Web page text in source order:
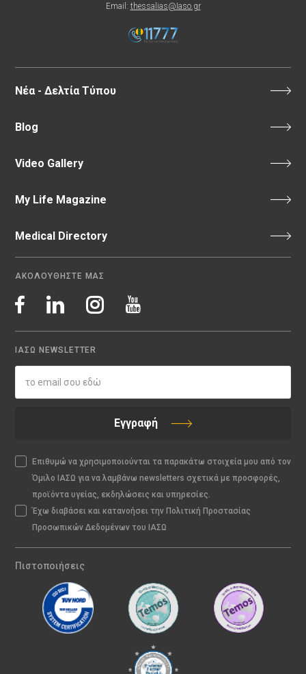
Email: thessalias@Iaso.gr
Νέα - Δελτία Τύπου
Blog
Video Gallery
My Life Magazine
Medical Directory
ΑΚΟΛΟΥΘΗΣΤΕ ΜΑΣ
ΙΑΣΩ NEWSLETTER
Εγγραφή
Επιθυμώ να χρησιμοποιούνται τα παρακάτω στοιχεία μου από τον
Όμιλο ΙΑΣΩ για να λαμβάνω newsletters σχετικά με προσφορές,
προϊόντα υγείας, εκδηλώσεις και υπηρεσίες.
Έχω διαβάσει και κατανοήσει την Πολιτική Προστασίας
Προσωπικών Δεδομένων του ΙΑΣΩ
Πιστοποιήσεις